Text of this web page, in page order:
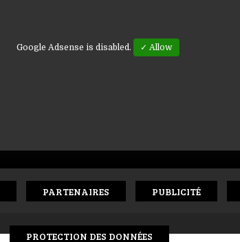
Google Adsense is disabled. ✓ Allow
PARTENAIRES PUBLICITÉ
PROTECTION DES DONNÉES